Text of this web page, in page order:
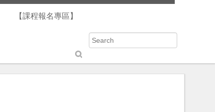
【課程報名專區】
S
u
b